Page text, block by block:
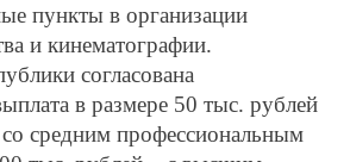
пункты в организации
и кинематографии.
согласована
в размере 50 тыс. рублей
со средним профессиональным